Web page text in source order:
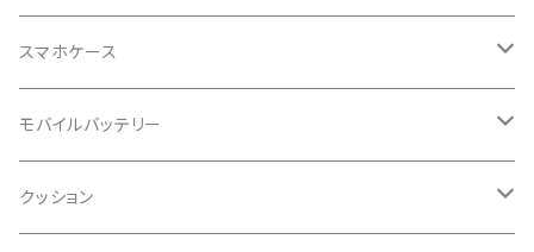
スマホケース
れな
白系
AYANO
モバイルバッテリー
れな
クッション